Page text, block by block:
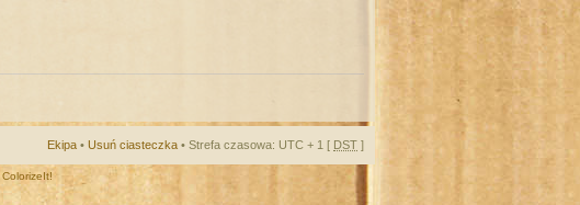
Ekipa • Usuń ciasteczka • Strefa czasowa: UTC + 1 [ DST ]
ColorizeIt!